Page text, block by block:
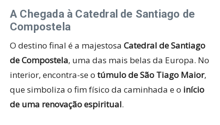
A Chegada à Catedral de Santiago de
Compostela
O destino final é a majestosa Catedral de Santiago
de Compostela, uma das mais belas da Europa. No
interior, encontra-se o túmulo de São Tiago Maior,
que simboliza o fim físico da caminhada e o início
de uma renovação espiritual.